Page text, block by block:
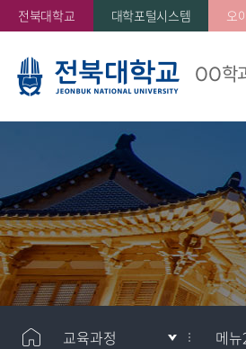
전북대학교 대학포털시스템 오
OO학
교육과정 메